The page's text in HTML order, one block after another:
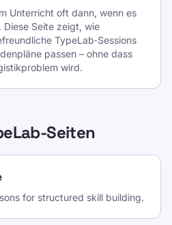
Unterricht oft dann, wenn es
Seite zeigt, wie
TypeLab‑Sessions
passen – ohne dass
wird.
Seiten
for structured skill building.